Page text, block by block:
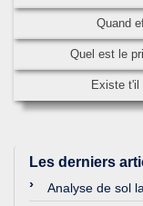
Quand
Quel est le
Existe t'il
Les derniers
Analyse de sol